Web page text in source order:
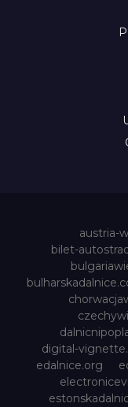
austria-
bilet-
digital-
edalnice.org